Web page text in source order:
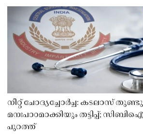
നീറ്റ് ചോദ്യച്ചോർച്ച: കടലാസ്
മനഃപാഠമാക്കിയും തട്ടിപ്പ്;
പുറത്ത്